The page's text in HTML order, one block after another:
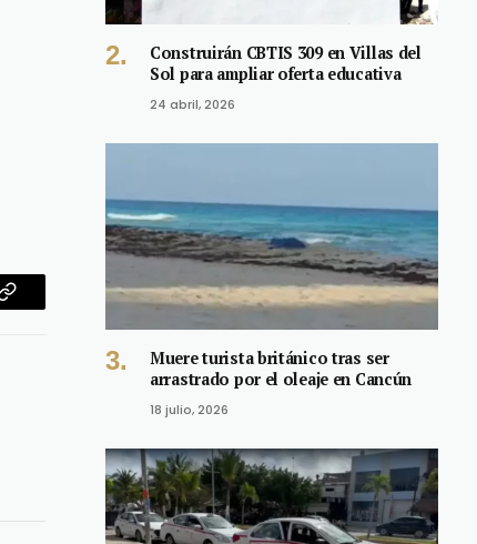
Copy
Construirán CBTIS 309 en Villas del
Sol para ampliar oferta educativa
24 abril, 2026
Muere turista británico tras ser
arrastrado por el oleaje en Cancún
18 julio, 2026